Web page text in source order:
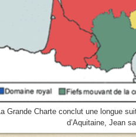
La Grande Charte conclut une longue
d’Aquitaine, Jean